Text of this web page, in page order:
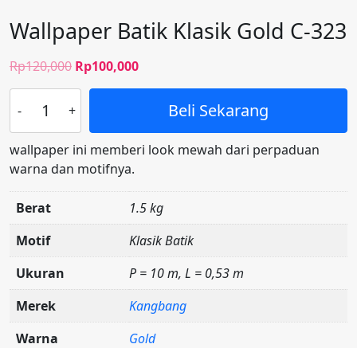
Wallpaper Batik Klasik Gold C-323
Rp120,000 Harga
aslinya
Rp100,000Harga
saat
Rp100,000.
Wallpaper
Batik
Klasik
Gold
C-
323
Beli Sekarang
wallpaper ini memberi look mewah dari perpaduan
warna dan motifnya.
Berat
1.5 kg
Motif
Klasik Batik
Ukuran
P = 10 m, L = 0,53 m
Merek
Kangbang
Warna
Gold